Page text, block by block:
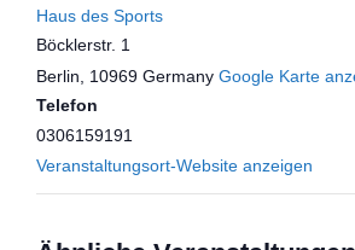
Haus des Sports
Böcklerstr. 1
Berlin
10969 Germany Google Karte
Telefon
0306159191
Veranstaltungsort-Website anzeigen